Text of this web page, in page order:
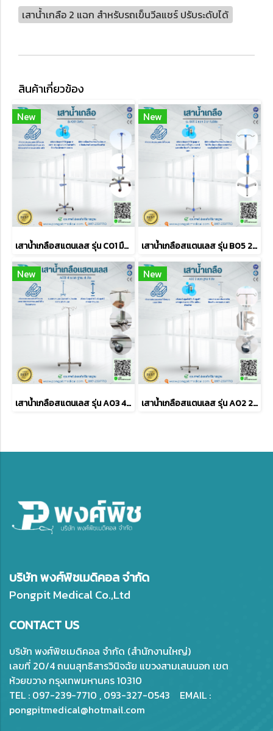
เสาน้ำเกลือ 2 แฉก สำหรับรถเข็นวีลแชร์ ปรับระดับได้
สินค้าเกี่ยวข้อง
New
เสาน้ำเกลือสแตนเลส รุ่น C01 มือจับ
New
เสาน้ำเกลือสแตนเลส รุ่น B05 2 แฉก 3 ขา ไม่มีล้อ
New
เสาน้ำเกลือสแตนเลส รุ่น A03 4 แฉก ฐาน 4 ล้อ
New
เสาน้ำเกลือสแตนเลส รุ่น A02 2 แฉก ฐาน 4 ล้อ
บริษัท พงศ์พิชเมดิคอล จำกัด
Pongpit Medical Co.,Ltd
CONTACT US
บริษัท พงศ์พิชเมดิคอล จำกัด (สำนักงานใหญ่)
เลขที่ 20/4 ถนนสุทธิสารวินิจฉัย แขวงสามเสนนอก เขต
ห้วยขวาง กรุงเทพมหานคร 10310
TEL : 097-239-7710 , 093-327-0543 EMAIL :
pongpitmedical@hotmail.com